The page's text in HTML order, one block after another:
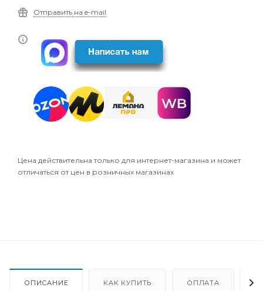
Отправить на e-mail
Цена действительна только для интернет-магазина и может
отличаться от цен в розничных магазинах
ОПИСАНИЕ КАК КУПИТЬ ОПЛАТА